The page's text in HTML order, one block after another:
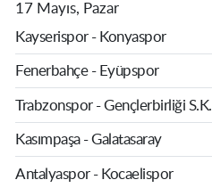
17 Mayıs, Pazar
Kayserispor - Konyaspor
Fenerbahçe - Eyüpspor
Trabzonspor - Gençlerbirliği S.K.
Kasımpaşa - Galatasaray
Antalyaspor - Kocaelispor